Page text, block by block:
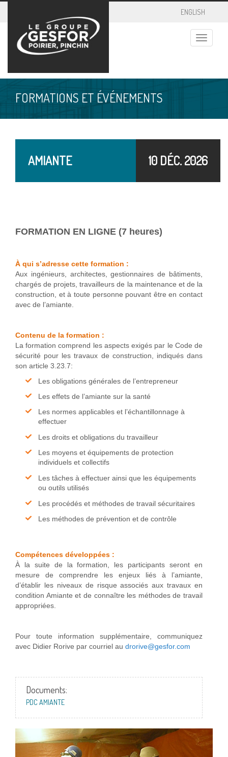
ENGLISH
Toggle
FORMATIONS ET ÉVÉNEMENTS
AMIANTE 10 DÉC. 2026
FORMATION EN LIGNE (7 heures)
À qui s’adresse cette formation :
Aux ingénieurs, architectes, gestionnaires de bâtiments,
chargés de projets, travailleurs de la maintenance et de la
construction, et à toute personne pouvant être en contact
avec de l’amiante.
Contenu de la formation :
La formation comprend les aspects exigés par le Code de
sécurité pour les travaux de construction, indiqués dans
son article 3.23.7:
Les obligations générales de l’entrepreneur
Les effets de l’amiante sur la santé
Les normes applicables et l’échantillonnage à
effectuer
Les droits et obligations du travailleur
Les moyens et équipements de protection
individuels et collectifs
Les tâches à effectuer ainsi que les équipements
ou outils utilisés
Les procédés et méthodes de travail sécuritaires
Les méthodes de prévention et de contrôle
Compétences développées :
À la suite de la formation, les participants seront en
mesure de comprendre les enjeux liés à l’amiante,
d’établir les niveaux de risque associés aux travaux en
condition Amiante et de connaître les méthodes de travail
appropriées.
Pour toute information supplémentaire, communiquez
avec Didier Rorive par courriel au drorive@gesfor.com
Documents:
PDC AMIANTE